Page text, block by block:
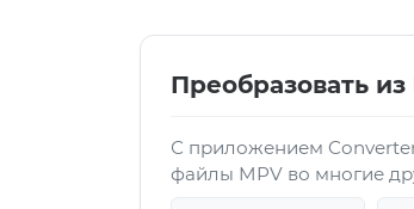
Преобразовать из
С приложением
файлы MPV во многие